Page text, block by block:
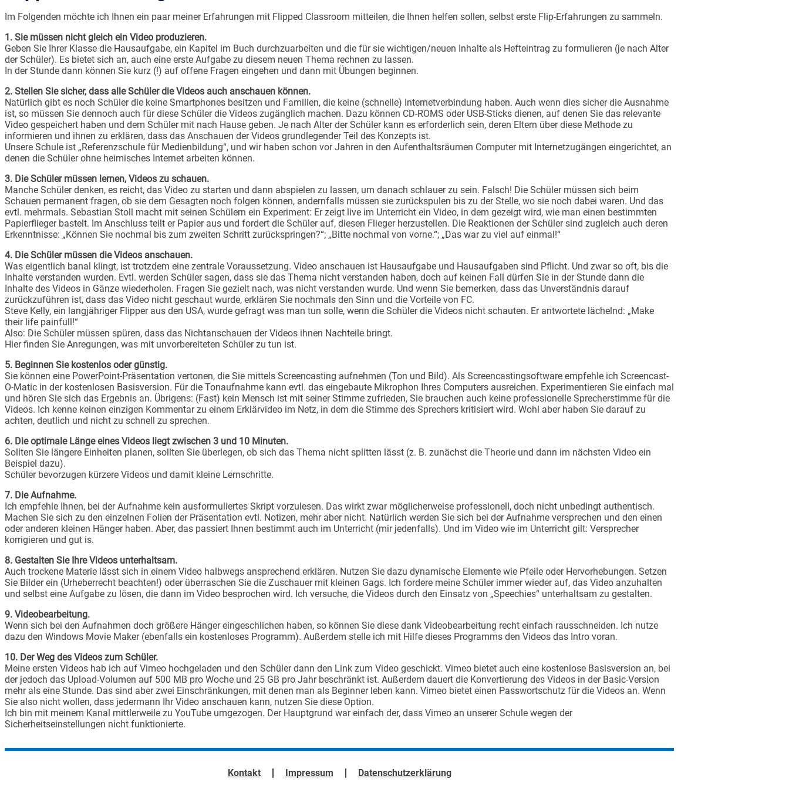
Im Folgenden möchte ich Ihnen ein paar meiner Erfahrungen mit Flipped Classroom mitteilen, die Ihnen helfen sollen, selbst erste Flip-Erfahrungen zu sammeln.
1. Sie müssen nicht gleich ein Video produzieren.
Geben Sie Ihrer Klasse die Hausaufgabe, ein Kapitel im Buch durchzuarbeiten und die für sie wichtigen/neuen Inhalte als Hefteintrag zu formulieren (je nach Alter
der Schüler). Es bietet sich an, auch eine erste Aufgabe zu diesem neuen Thema rechnen zu lassen.
In der Stunde dann können Sie kurz (!) auf offene Fragen eingehen und dann mit Übungen beginnen.
2. Stellen Sie sicher, dass alle Schüler die Videos auch anschauen können.
Natürlich gibt es noch Schüler die keine Smartphones besitzen und Familien, die keine (schnelle) Internetverbindung haben. Auch wenn dies sicher die Ausnahme
ist, so müssen Sie dennoch auch für diese Schüler die Videos zugänglich machen. Dazu können CD-ROMS oder USB-Sticks dienen, auf denen Sie das relevante
Video gespeichert haben und dem Schüler mit nach Hause geben. Je nach Alter der Schüler kann es erforderlich sein, deren Eltern über diese Methode zu
informieren und ihnen zu erklären, dass das Anschauen der Videos grundlegender Teil des Konzepts ist.
Unsere Schule ist „Referenzschule für Medienbildung“, und wir haben schon vor Jahren in den Aufenthaltsräumen Computer mit Internetzugängen eingerichtet, an
denen die Schüler ohne heimisches Internet arbeiten können.
3. Die Schüler müssen lernen, Videos zu schauen.
Manche Schüler denken, es reicht, das Video zu starten und dann abspielen zu lassen, um danach schlauer zu sein. Falsch! Die Schüler müssen sich beim
Schauen permanent fragen, ob sie dem Gesagten noch folgen können, andernfalls müssen sie zurückspulen bis zu der Stelle, wo sie noch dabei waren. Und das
evtl. mehrmals. Sebastian Stoll macht mit seinen Schülern ein Experiment: Er zeigt live im Unterricht ein Video, in dem gezeigt wird, wie man einen bestimmten
Papierflieger bastelt. Im Anschluss teilt er Papier aus und fordert die Schüler auf, diesen Flieger herzustellen. Die Reaktionen der Schüler sind zugleich auch deren
Erkenntnisse: „Können Sie nochmal bis zum zweiten Schritt zurückspringen?“; „Bitte nochmal von vorne.“; „Das war zu viel auf einmal!“
4. Die Schüler müssen die Videos anschauen.
Was eigentlich banal klingt, ist trotzdem eine zentrale Voraussetzung. Video anschauen ist Hausaufgabe und Hausaufgaben sind Pflicht. Und zwar so oft, bis die
Inhalte verstanden wurden. Evtl. werden Schüler sagen, dass sie das Thema nicht verstanden haben, doch auf keinen Fall dürfen Sie in der Stunde dann die
Inhalte des Videos in Gänze wiederholen. Fragen Sie gezielt nach, was nicht verstanden wurde. Und wenn Sie bemerken, dass das Unverständnis darauf
zurückzuführen ist, dass das Video nicht geschaut wurde, erklären Sie nochmals den Sinn und die Vorteile von FC.
Steve Kelly, ein langjähriger Flipper aus den USA, wurde gefragt was man tun solle, wenn die Schüler die Videos nicht schauten. Er antwortete lächelnd: „Make
their life painfull!“
Also: Die Schüler müssen spüren, dass das Nichtanschauen der Videos ihnen Nachteile bringt.
Hier finden Sie Anregungen, was mit unvorbereiteten Schüler zu tun ist.
5. Beginnen Sie kostenlos oder günstig.
Sie können eine PowerPoint-Präsentation vertonen, die Sie mittels Screencasting aufnehmen (Ton und Bild). Als Screencastingsoftware empfehle ich Screencast-
O-Matic in der kostenlosen Basisversion. Für die Tonaufnahme kann evtl. das eingebaute Mikrophon Ihres Computers ausreichen. Experimentieren Sie einfach mal
und hören Sie sich das Ergebnis an. Übrigens: (Fast) kein Mensch ist mit seiner Stimme zufrieden, Sie brauchen auch keine professionelle Sprecherstimme für die
Videos. Ich kenne keinen einzigen Kommentar zu einem Erklärvideo im Netz, in dem die Stimme des Sprechers kritisiert wird. Wohl aber haben Sie darauf zu
achten, deutlich und nicht zu schnell zu sprechen.
6. Die optimale Länge eines Videos liegt zwischen 3 und 10 Minuten.
Sollten Sie längere Einheiten planen, sollten Sie überlegen, ob sich das Thema nicht splitten lässt (z. B. zunächst die Theorie und dann im nächsten Video ein
Beispiel dazu).
Schüler bevorzugen kürzere Videos und damit kleine Lernschritte.
7. Die Aufnahme.
Ich empfehle Ihnen, bei der Aufnahme kein ausformuliertes Skript vorzulesen. Das wirkt zwar möglicherweise professionell, doch nicht unbedingt authentisch.
Machen Sie sich zu den einzelnen Folien der Präsentation evtl. Notizen, mehr aber nicht. Natürlich werden Sie sich bei der Aufnahme versprechen und den einen
oder anderen kleinen Hänger haben. Aber, das passiert Ihnen bestimmt auch im Unterricht (mir jedenfalls). Und im Video wie im Unterricht gilt: Versprecher
korrigieren und gut is.
8. Gestalten Sie Ihre Videos unterhaltsam.
Auch trockene Materie lässt sich in einem Video halbwegs ansprechend erklären. Nutzen Sie dazu dynamische Elemente wie Pfeile oder Hervorhebungen. Setzen
Sie Bilder ein (Urheberrecht beachten!) oder überraschen Sie die Zuschauer mit kleinen Gags. Ich fordere meine Schüler immer wieder auf, das Video anzuhalten
und selbst eine Aufgabe zu lösen, die dann im Video besprochen wird. Ich versuche, die Videos durch den Einsatz von „Speechies“ unterhaltsam zu gestalten.
9. Videobearbeitung.
Wenn sich bei den Aufnahmen doch größere Hänger eingeschlichen haben, so können Sie diese dank Videobearbeitung recht einfach rausschneiden. Ich nutze
dazu den Windows Movie Maker (ebenfalls ein kostenloses Programm). Außerdem stelle ich mit Hilfe dieses Programms den Videos das Intro voran.
10. Der Weg des Videos zum Schüler.
Meine ersten Videos hab ich auf Vimeo hochgeladen und den Schüler dann den Link zum Video geschickt. Vimeo bietet auch eine kostenlose Basisversion an, bei
der jedoch das Upload-Volumen auf 500 MB pro Woche und 25 GB pro Jahr beschränkt ist. Außerdem dauert die Konvertierung des Videos in der Basic-Version
mehr als eine Stunde. Das sind aber zwei Einschränkungen, mit denen man als Beginner leben kann. Vimeo bietet einen Passwortschutz für die Videos an. Wenn
Sie also nicht wollen, dass jedermann Ihr Video anschauen kann, nutzen Sie diese Option.
Ich bin mit meinem Kanal mittlerweile zu YouTube umgezogen. Der Hauptgrund war einfach der, dass Vimeo an unserer Schule wegen der
Sicherheitseinstellungen nicht funktionierte.
Kontakt Impressum Datenschutzerklärung